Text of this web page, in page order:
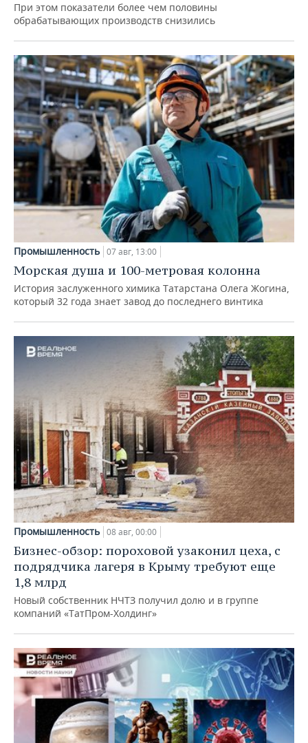
При этом показатели более чем половины
обрабатывающих производств снизились
Промышленность 07 авг, 13:00
Морская душа и 100-метровая колонна
История заслуженного химика Татарстана Олега Жогина,
который 32 года знает завод до последнего винтика
Промышленность 08 авг, 00:00
Бизнес-обзор: пороховой узаконил цеха, с
подрядчика лагеря в Крыму требуют еще
1,8 млрд
Новый собственник НЧТЗ получил долю и в группе
компаний «ТатПром-Холдинг»